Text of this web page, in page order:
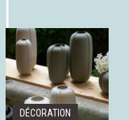
DÉCORATION